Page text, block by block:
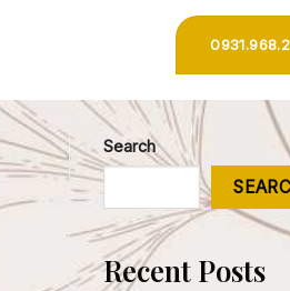
Search
Recent Posts